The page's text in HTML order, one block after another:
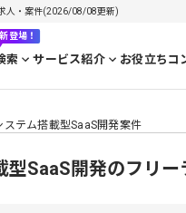
人・案件(2026/08/08更新)
登場！
索 サービス紹介 お役立ちコ
ステム搭載型SaaS開発案件
型SaaS開発のフリ